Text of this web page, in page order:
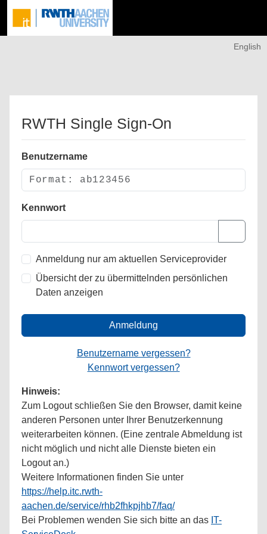
English
RWTH Single Sign-On
Benutzername
Kennwort
Anmeldung nur am aktuellen Serviceprovider
Übersicht der zu übermittelnden persönlichen
Daten anzeigen
Anmeldung
Benutzername vergessen?
Kennwort vergessen?
Hinweis:
Zum Logout schließen Sie den Browser, damit keine
anderen Personen unter Ihrer Benutzerkennung
weiterarbeiten können. (Eine zentrale Abmeldung ist
nicht möglich und nicht alle Dienste bieten ein
Logout an.)
Weitere Informationen finden Sie unter
https://help.itc.rwth-
aachen.de/service/rhb2fhkpjhb7/faq/
Bei Problemen wenden Sie sich bitte an das IT-